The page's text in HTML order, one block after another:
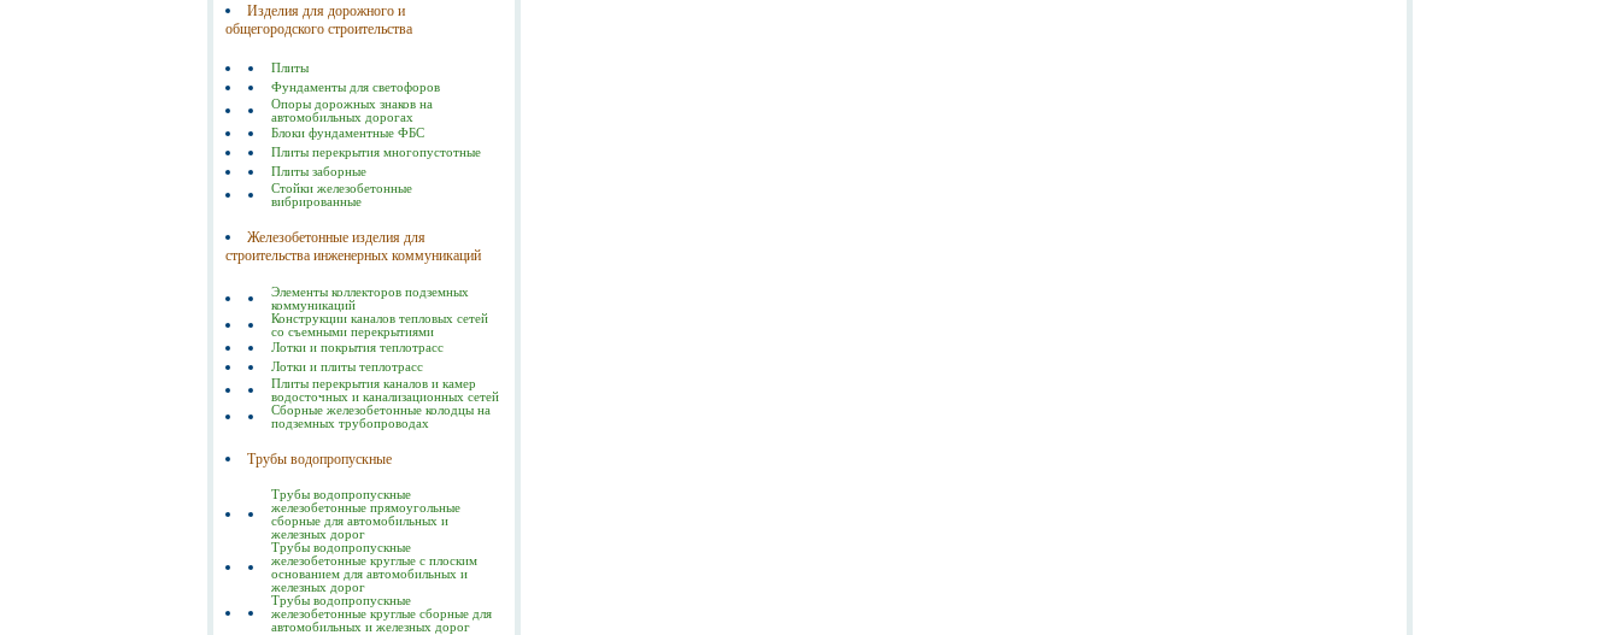
Изделия для дорожного и
общегородского строительства
Плиты
Фундаменты для светофоров
Опоры дорожных знаков на
автомобильных дорогах
Блоки фундаментные ФБС
Плиты перекрытия многопустотные
Плиты заборные
Стойки железобетонные
вибрированные
Железобетонные изделия для
строительства инженерных коммуникаций
Элементы коллекторов подземных
коммуникаций
Конструкции каналов тепловых сетей
со съемными перекрытиями
Лотки и покрытия теплотрасс
Лотки и плиты теплотрасс
Плиты перекрытия каналов и камер
водосточных и канализационных сетей
Сборные железобетонные колодцы на
подземных трубопроводах
Трубы водопропускные
Трубы водопропускные
железобетонные прямоугольные
сборные для автомобильных и
железных дорог
Трубы водопропускные
железобетонные круглые с плоским
основанием для автомобильных и
железных дорог
Трубы водопропускные
железобетонные круглые сборные для
автомобильных и железных дорог